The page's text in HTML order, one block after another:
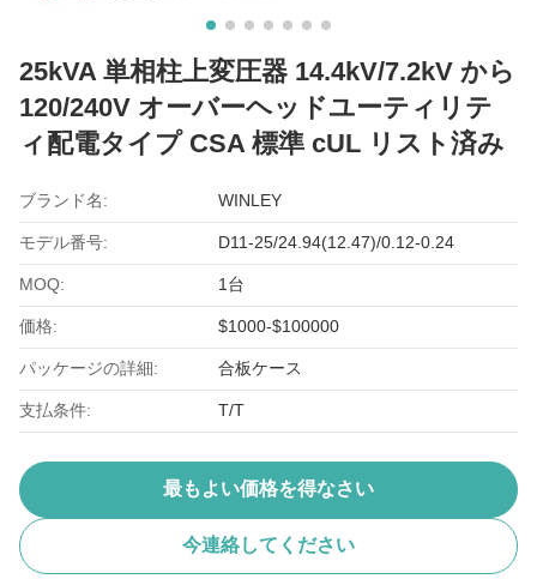
25kVA 単相柱上変圧器 14.4kV/7.2kV から
120/240V オーバーヘッドユーティリテ
ィ配電タイプ CSA 標準 cUL リスト済み
ブランド名: WINLEY
モデル番号: D11-25/24.94(12.47)/0.12-0.24
MOQ: 1台
価格: $1000-$100000
パッケージの詳細: 合板ケース
支払条件: T/T
最もよい価格を得なさい
今連絡してください